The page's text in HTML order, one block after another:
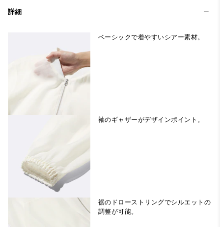
詳細
ベーシックで着やすいシアー素材。
袖のギャザーがデザインポイント。
裾のドローストリングでシルエットの
調整が可能。